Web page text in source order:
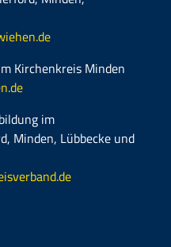
Kirchenkreis Minden
im
Minden, Lübbecke und